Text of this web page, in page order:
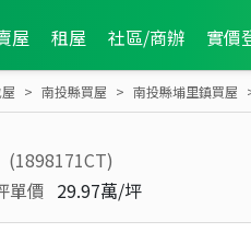
屋 租屋 社區/商辦 實價
南投縣買屋 南投縣埔里鎮買屋
(1898171CT)
單價 29.97萬/坪